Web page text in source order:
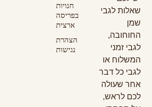
שאלות לגבי
שמן
החוחובה,
לגבי זמני
המשלוח או
לגבי כל דבר
אחר שעולה
לכם לראש,
חנויות
בפריסה
ארצית
הצהרת
נגישות